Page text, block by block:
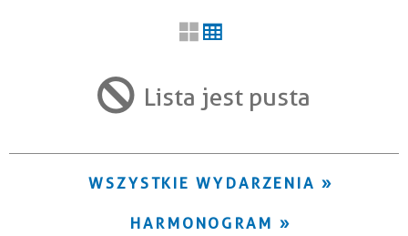
Trwające w zakresie Lista jest pusta
WSZYSTKIE WYDARZENIA
HARMONOGRAM